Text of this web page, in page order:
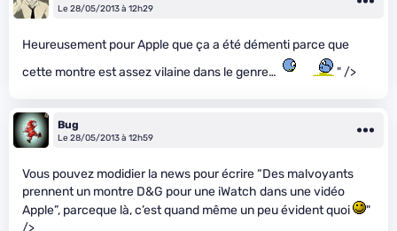
Le 28/05/2013 à 12h29
Heureusement pour Apple que ça a été démenti parce que
cette montre est assez vilaine dans le genre…
" />
Bug
Le 28/05/2013 à 12h59
Vous pouvez modidier la news pour écrire “Des malvoyants
prennent un montre D&G pour une iWatch dans une vidéo
Apple”, parceque là, c’est quand même un peu évident quoi
"